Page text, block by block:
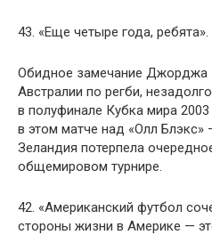
43. «Еще четыре года, ребята».
Обидное замечание Джорджа
Австралии по регби,
в полуфинале Кубка мира
в этом матче над «Олл Блэкс»
Зеландия потерпела
общемировом турнире.
42. «Американский футбол
стороны жизни в Америке —